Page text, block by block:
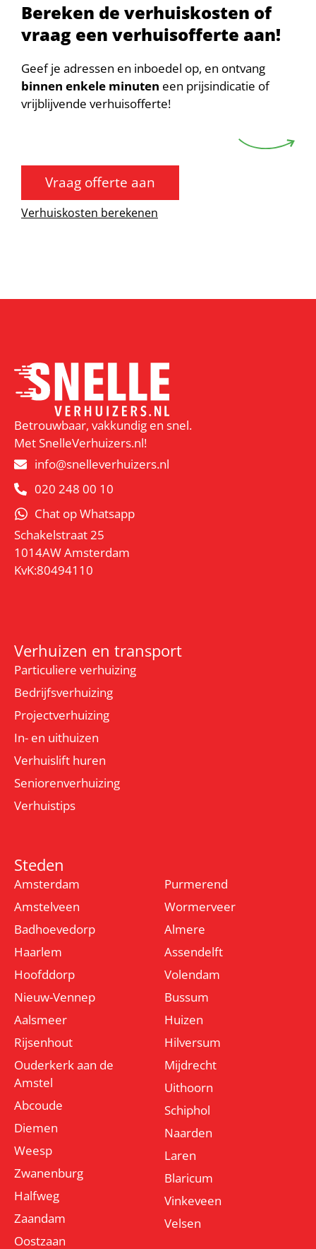
Bereken de verhuiskosten of
vraag een verhuisofferte aan!
Geef je adressen en inboedel op, en ontvang
binnen enkele minuten een prijsindicatie of
vrijblijvende verhuisofferte!
Vraag offerte aan
Verhuiskosten berekenen
Betrouwbaar, vakkundig en snel.
Met SnelleVerhuizers.nl!
info@snelleverhuizers.nl
020 248 00 10
Chat op Whatsapp
Schakelstraat 25
1014AW Amsterdam
KvK:80494110
Verhuizen en transport
Particuliere verhuizing
Bedrijfsverhuizing
Projectverhuizing
In- en uithuizen
Verhuislift huren
Seniorenverhuizing
Verhuistips
Steden
Amsterdam
Amstelveen
Badhoevedorp
Haarlem
Hoofddorp
Nieuw-Vennep
Aalsmeer
Rijsenhout
Ouderkerk aan de
Amstel
Abcoude
Diemen
Weesp
Zwanenburg
Halfweg
Zaandam
Oostzaan
Purmerend
Wormerveer
Almere
Assendelft
Volendam
Bussum
Huizen
Hilversum
Mijdrecht
Uithoorn
Schiphol
Naarden
Laren
Blaricum
Vinkeveen
Velsen